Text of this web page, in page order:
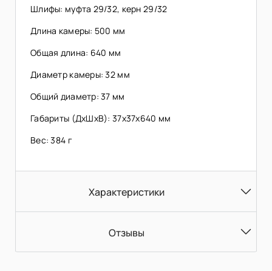
Шлифы: муфта 29/32, керн 29/32
Длина камеры: 500 мм
Общая длина: 640 мм
Диаметр камеры: 32 мм
Общий диаметр: 37 мм
Габариты (ДхШхВ): 37х37х640 мм
Вес: 384 г
Характеристики
Отзывы